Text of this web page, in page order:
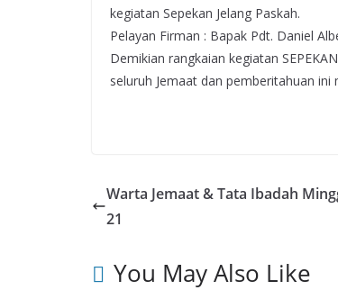
kegiatan Sepekan Jelang Paskah.
Pelayan Firman : Bapak Pdt. Daniel
Demikian rangkaian kegiatan
seluruh Jemaat dan pemberitahuan ini
Warta Jemaat & Tata Ibadah
21
You May Also Like